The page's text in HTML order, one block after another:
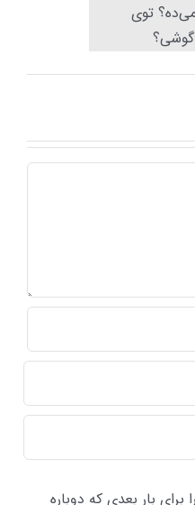
توی
بار بعدی که دوباره